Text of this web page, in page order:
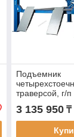
Подъемник
траверсой, г/п
3 135 950₸